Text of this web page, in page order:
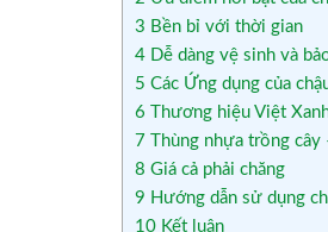
3 Bền bỉ với thời gian
4 Dễ dàng vệ sinh và
5 Các Ứng dụng của
6 Thương hiệu Việt
7 Thùng nhựa trồng
8 Giá cả phải chăng
9 Hướng dẫn sử dụng
10 Kết luận